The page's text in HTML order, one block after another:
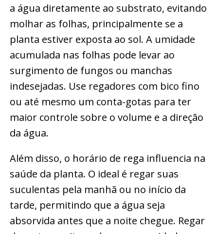
a água diretamente ao substrato, evitando
molhar as folhas, principalmente se a
planta estiver exposta ao sol. A umidade
acumulada nas folhas pode levar ao
surgimento de fungos ou manchas
indesejadas. Use regadores com bico fino
ou até mesmo um conta-gotas para ter
maior controle sobre o volume e a direção
da água.
Além disso, o horário de rega influencia na
saúde da planta. O ideal é regar suas
suculentas pela manhã ou no início da
tarde, permitindo que a água seja
absorvida antes que a noite chegue. Regar